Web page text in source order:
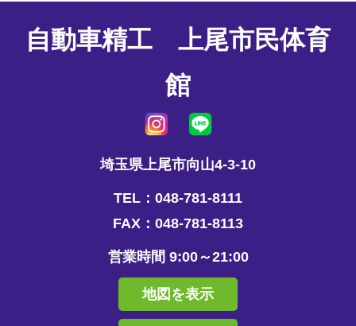
自動車精工 上尾市民体育
館
埼玉県上尾市向山4-3-10
TEL：048-781-8111
FAX：048-781-8113
営業時間 9:00～21:00
地図を表示